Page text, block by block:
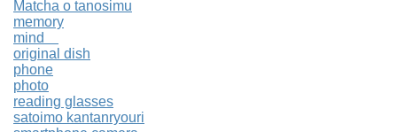
Matcha o tanosimu
memory
mind
original dish
phone
photo
reading glasses
satoimo kantanryouri